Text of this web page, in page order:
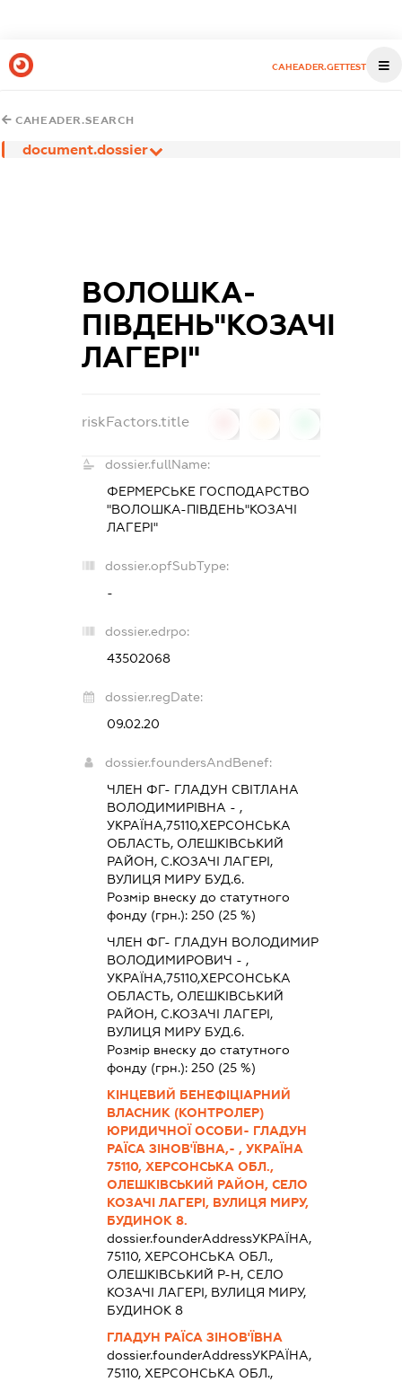
CAHEADER.GETTEST
CAHEADER.SEARCH
document.dossier
ВОЛОШКА-
ПІВДЕНЬ"КОЗАЧІ
ЛАГЕРІ"
riskFactors.title
dossier.fullName:
ФЕРМЕРСЬКЕ ГОСПОДАРСТВО
"ВОЛОШКА-ПІВДЕНЬ"КОЗАЧІ
ЛАГЕРІ"
dossier.opfSubType:
-
dossier.edrpo:
43502068
dossier.regDate:
09.02.20
dossier.foundersAndBenef:
ЧЛЕН ФГ- ГЛАДУН СВІТЛАНА
ВОЛОДИМИРІВНА - ,
УКРАЇНА,75110,ХЕРСОНСЬКА
ОБЛАСТЬ, ОЛЕШКІВСЬКИЙ
РАЙОН, С.КОЗАЧІ ЛАГЕРІ,
ВУЛИЦЯ МИРУ БУД.6.
Розмір внеску до статутного
фонду (грн.): 250 (25 %)
ЧЛЕН ФГ- ГЛАДУН ВОЛОДИМИР
ВОЛОДИМИРОВИЧ - ,
УКРАЇНА,75110,ХЕРСОНСЬКА
ОБЛАСТЬ, ОЛЕШКІВСЬКИЙ
РАЙОН, С.КОЗАЧІ ЛАГЕРІ,
ВУЛИЦЯ МИРУ БУД.6.
Розмір внеску до статутного
фонду (грн.): 250 (25 %)
КІНЦЕВИЙ БЕНЕФІЦІАРНИЙ
ВЛАСНИК (КОНТРОЛЕР)
ЮРИДИЧНОЇ ОСОБИ- ГЛАДУН
РАЇСА ЗІНОВ'ЇВНА,- , УКРАЇНА
75110, ХЕРСОНСЬКА ОБЛ.,
ОЛЕШКІВСЬКИЙ РАЙОН, СЕЛО
КОЗАЧІ ЛАГЕРІ, ВУЛИЦЯ МИРУ,
БУДИНОК 8.
dossier.founderAddressУКРАЇНА,
75110, ХЕРСОНСЬКА ОБЛ.,
ОЛЕШКІВСЬКИЙ Р-Н, СЕЛО
КОЗАЧІ ЛАГЕРІ, ВУЛИЦЯ МИРУ,
БУДИНОК 8
ГЛАДУН РАЇСА ЗІНОВ'ЇВНА
dossier.founderAddressУКРАЇНА,
75110, ХЕРСОНСЬКА ОБЛ.,